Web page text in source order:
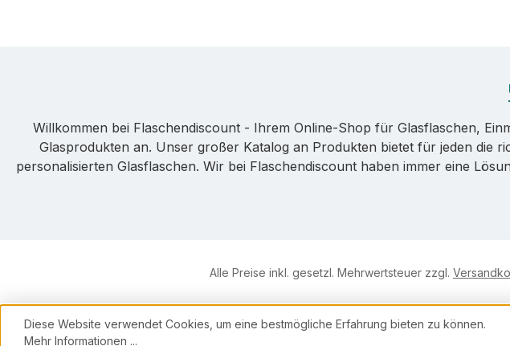
Willkommen bei Flaschendiscount - Ihrem Online-Shop für Glasflaschen,
Glasprodukten an. Unser großer Katalog an Produkten bietet für jeden die
personalisierten Glasflaschen. Wir bei Flaschendiscount haben immer eine
Alle Preise inkl. gesetzl. Mehrwertsteuer zzgl.
Diese Website verwendet Cookies, um eine bestmögliche Erfahrung bieten zu können.
Mehr Informationen ...